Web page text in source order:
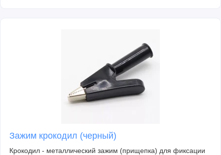
Зажим крокодил (черный)
Крокодил - металлический зажим (прищепка) для фиксации